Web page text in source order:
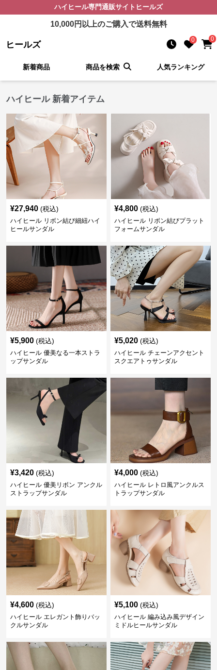
ハイヒール専門通販サイト ヒールズ
10,000円以上のご購入で送料無料
ヒールズ 0 0
新着商品 商品を検索 人気ランキング
ハイヒール 新着アイテム
¥27,940 (税込)
ハイヒール リボン結び細紐ハイ
ヒールサンダル
¥4,800 (税込)
ハイヒール リボン結びプラット
フォームサンダル
¥5,900 (税込)
ハイヒール 優美なる一本ストラ
ップサンダル
¥5,020 (税込)
ハイヒール チェーンアクセント
スクエアトゥサンダル
¥3,420 (税込)
ハイヒール 優美リボン アンクル
ストラップサンダル
¥4,000 (税込)
ハイヒール レトロ風アンクルス
トラップサンダル
¥4,600 (税込)
ハイヒール エレガント飾りバッ
クルサンダル
¥5,100 (税込)
ハイヒール 編み込み風デザイン
ミドルヒールサンダル